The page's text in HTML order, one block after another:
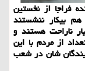
فراجا از نخستین
بیکار ننشستند
ناراحت هستند و
از مردم با این
شان در شعب